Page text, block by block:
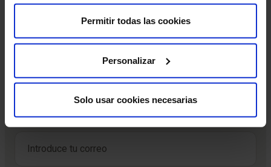
Permitir todas las cookies
Personalizar
Solo usar cookies necesarias
Suscríbete y cuida tu salud
Recibe contenido exclusivo sobre prevención de la salud
y tratamientos. La mejor forma de cuidar tu bienestar
comienza con estar informado.
Nombre